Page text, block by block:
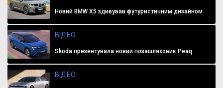
Новий BMW X5 здивував футуристичним дизайном
ВІДЕО
Skoda презентувала новий позашляховик Peaq
ВІДЕО